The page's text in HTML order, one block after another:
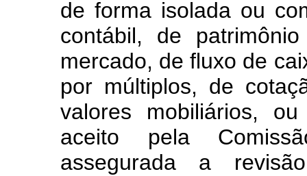
de forma isolada ou
contábil, de
mercado, de fluxo de
por múltiplos, de
valores mobiliários,
aceito pela
assegurada a